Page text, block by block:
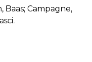
Baas; Campagne,